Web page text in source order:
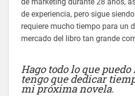
de experiencia, pero sigue
requiere mucho tiempo para un
mercado del libro tan grande
Hago todo lo que
tengo que dedicar
mi próxima novela.